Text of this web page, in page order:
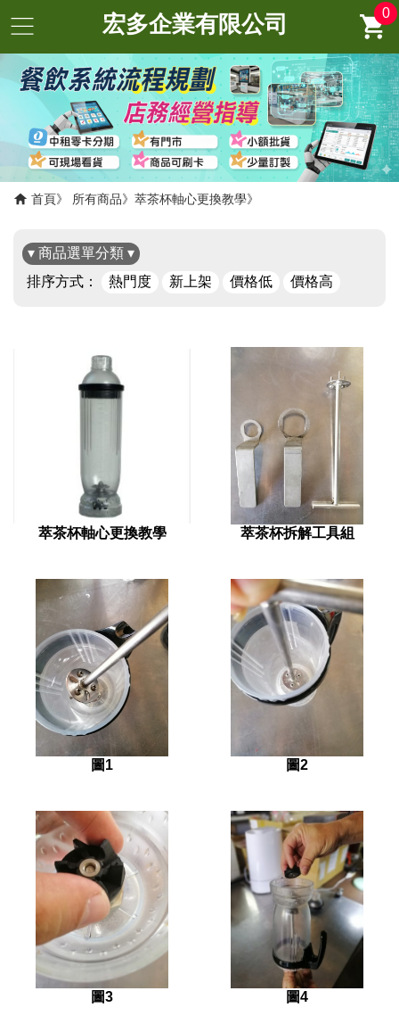
宏多企業有限公司 0
首頁 所有商品 萃茶杯軸心更換教學
▾ 商品選單分類 ▾
排序方式：
熱門度 新上架 價格低 價格高
萃茶杯軸心更換教學 萃茶杯拆解工具組
圖1 圖2
圖3 圖4